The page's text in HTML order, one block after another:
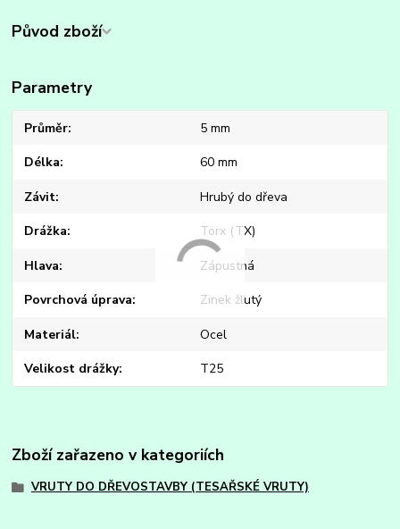
Původ zboží
Parametry
Průměr 5 mm
Délka 60 mm
Závit Hrubý do dřeva
Drážka Torx (TX)
Hlava Zápustná
Povrchová úprava Zinek žlutý
Materiál Ocel
Velikost drážky T25
Zboží zařazeno v kategoriích
VRUTY DO DŘEVOSTAVBY (TESAŘSKÉ VRUTY)